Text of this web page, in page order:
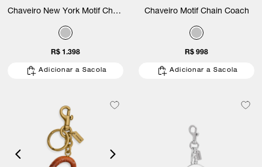
Chaveiro New York Motif Chain
R$ 1.398
Adicionar a Sacola
Chaveiro Motif Chain Coach
R$ 998
Adicionar a Sacola